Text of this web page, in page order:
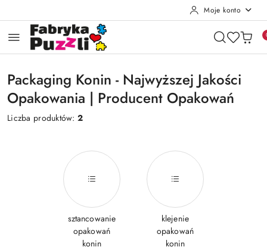
Moje konto
Packaging Konin - Najwyższej Jakości
Opakowania | Producent Opakowań
Liczba produktów:2
sztancowanie
opakowań
konin
klejenie
opakowań
konin